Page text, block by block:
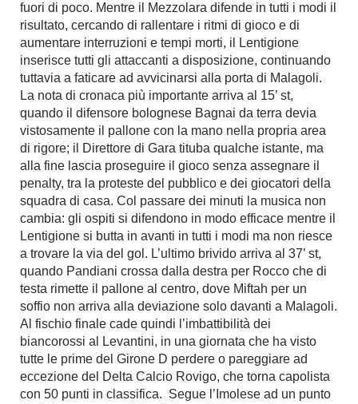
fuori di poco. Mentre il Mezzolara difende in tutti i modi il
risultato, cercando di rallentare i ritmi di gioco e di
aumentare interruzioni e tempi morti, il Lentigione
inserisce tutti gli attaccanti a disposizione, continuando
tuttavia a faticare ad avvicinarsi alla porta di Malagoli.
La nota di cronaca più importante arriva al 15’ st,
quando il difensore bolognese Bagnai da terra devia
vistosamente il pallone con la mano nella propria area
di rigore; il Direttore di Gara tituba qualche istante, ma
alla fine lascia proseguire il gioco senza assegnare il
penalty, tra la proteste del pubblico e dei giocatori della
squadra di casa. Col passare dei minuti la musica non
cambia: gli ospiti si difendono in modo efficace mentre il
Lentigione si butta in avanti in tutti i modi ma non riesce
a trovare la via del gol. L’ultimo brivido arriva al 37’ st,
quando Pandiani crossa dalla destra per Rocco che di
testa rimette il pallone al centro, dove Miftah per un
soffio non arriva alla deviazione solo davanti a Malagoli.
Al fischio finale cade quindi l’imbattibilità dei
biancorossi al Levantini, in una giornata che ha visto
tutte le prime del Girone D perdere o pareggiare ad
eccezione del Delta Calcio Rovigo, che torna capolista
con 50 punti in classifica. Segue l’Imolese ad un punto